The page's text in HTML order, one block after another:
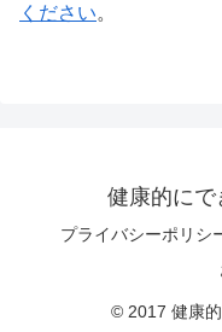
ください。
健康的にで
プライバシーポリシ
© 2017 健康